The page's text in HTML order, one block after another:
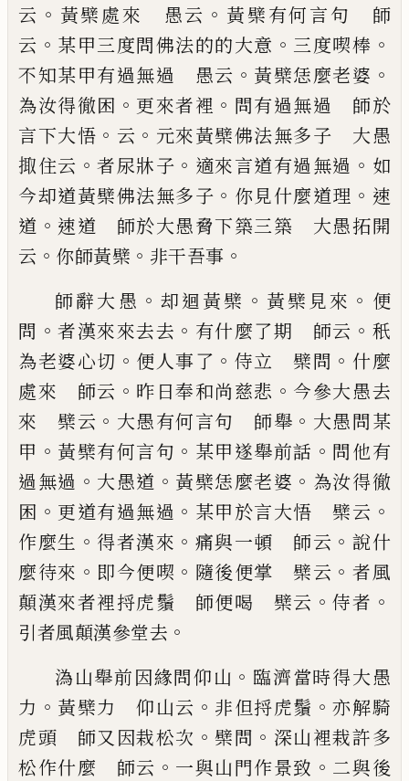
云 。 黃檗處來 愚云 。 黃檗有何言句 師
云 。 某甲三度問佛法的的大意 。 三度喫棒 。
不知某甲有過無過 愚云 。 黃檗恁麼老婆 。
為汝得徹困 。 更來者裡 。 問有過無過 師於
言下大悟 。 云 。 元來黃檗佛法無多子 大愚
掫住云 。者尿牀子 。 適來言道有過無過 。 如
今却道黃檗佛法無多子 。 你見什麼道理 。 速
道 。 速道 師於大愚脅下築三築 大愚拓開
云 。 你師黃檗 。 非干吾事 。
師辭大愚 。 却迴黃檗 。 黃檗見來 。 便
問 。者漢來來去去 。 有什麼了期 師云 。 秖
為老婆心切 。 便人事了 。 侍立 檗問 。 什麼
處來 師云 。 昨日奉和尚慈悲 。 今參大愚去
來 檗云 。 大愚有何言句 師舉 。 大愚問某
甲 。 黃檗有何言句 。 某甲遂舉前話 。 問他有
過無過 。 大愚道 。 黃檗恁麼老婆 。 為汝得徹
困 。 更道有過無過 。 某甲於言大悟 檗云 。
作麼生 。 得者漢來 。 痛與一頓 師云 。說什
麼待來 。 即今便喫 。 隨後便掌 檗云 。者風
顛漢來者裡捋虎鬚 師便喝 檗云 。侍者 。
引者風顛漢參堂去 。
溈山舉前因緣問仰山 。 臨濟當時得大愚
力 。 黃檗力 仰山云 。 非但捋虎鬚 。亦解騎
虎頭 師又因栽松次 。檗問 。 深山裡栽許多
松作什麼 師云 。 一與山門作景致 。 二與後